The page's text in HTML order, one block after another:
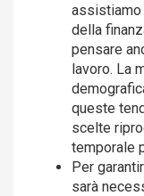
assistiamo
della
pensare
lavoro. La
queste
scelte
temporale
Per
sarà